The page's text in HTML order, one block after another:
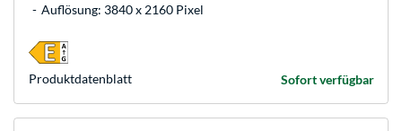
Auflösung: 3840 x 2160 Pixel
Sofort verfügbar
Produkt­datenblatt